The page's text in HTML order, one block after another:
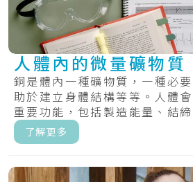
人體內的微量礦物質
銅是體內一種礦物質，一種必
助於建立身體結構等等。人體
重要功能，包括製造能量、結
有助.....
了解更多